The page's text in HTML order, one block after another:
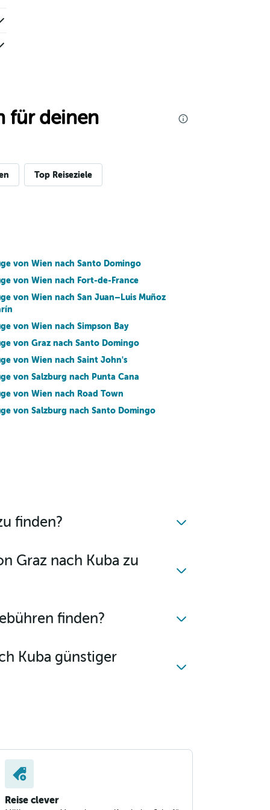
für deinen
Top Reiseziele
von Wien nach Santo Domingo
von Wien nach Fort-de-France
von Wien nach San Juan–Luis Muñoz
von Wien nach Simpson Bay
von Graz nach Santo Domingo
von Wien nach Saint John's
von Salzburg nach Punta Cana
von Wien nach Road Town
von Salzburg nach Santo Domingo
finden?
Graz nach Kuba zu
finden?
Kuba günstiger
Reise clever